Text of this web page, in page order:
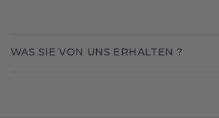
WAS SIE VON UNS ERHALTEN ?